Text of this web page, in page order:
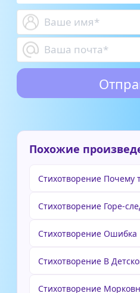
Похожие
Стихотворение Почему
Стихотворение Горе-
Стихотворение Ошибка
Стихотворение В
Стихотворение